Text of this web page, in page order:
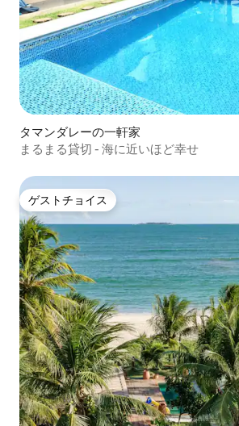
タマンダレーの一軒家
まるまる貸切 - 海に近いほど幸せ
ゲストチョイス
ゲストチョイス